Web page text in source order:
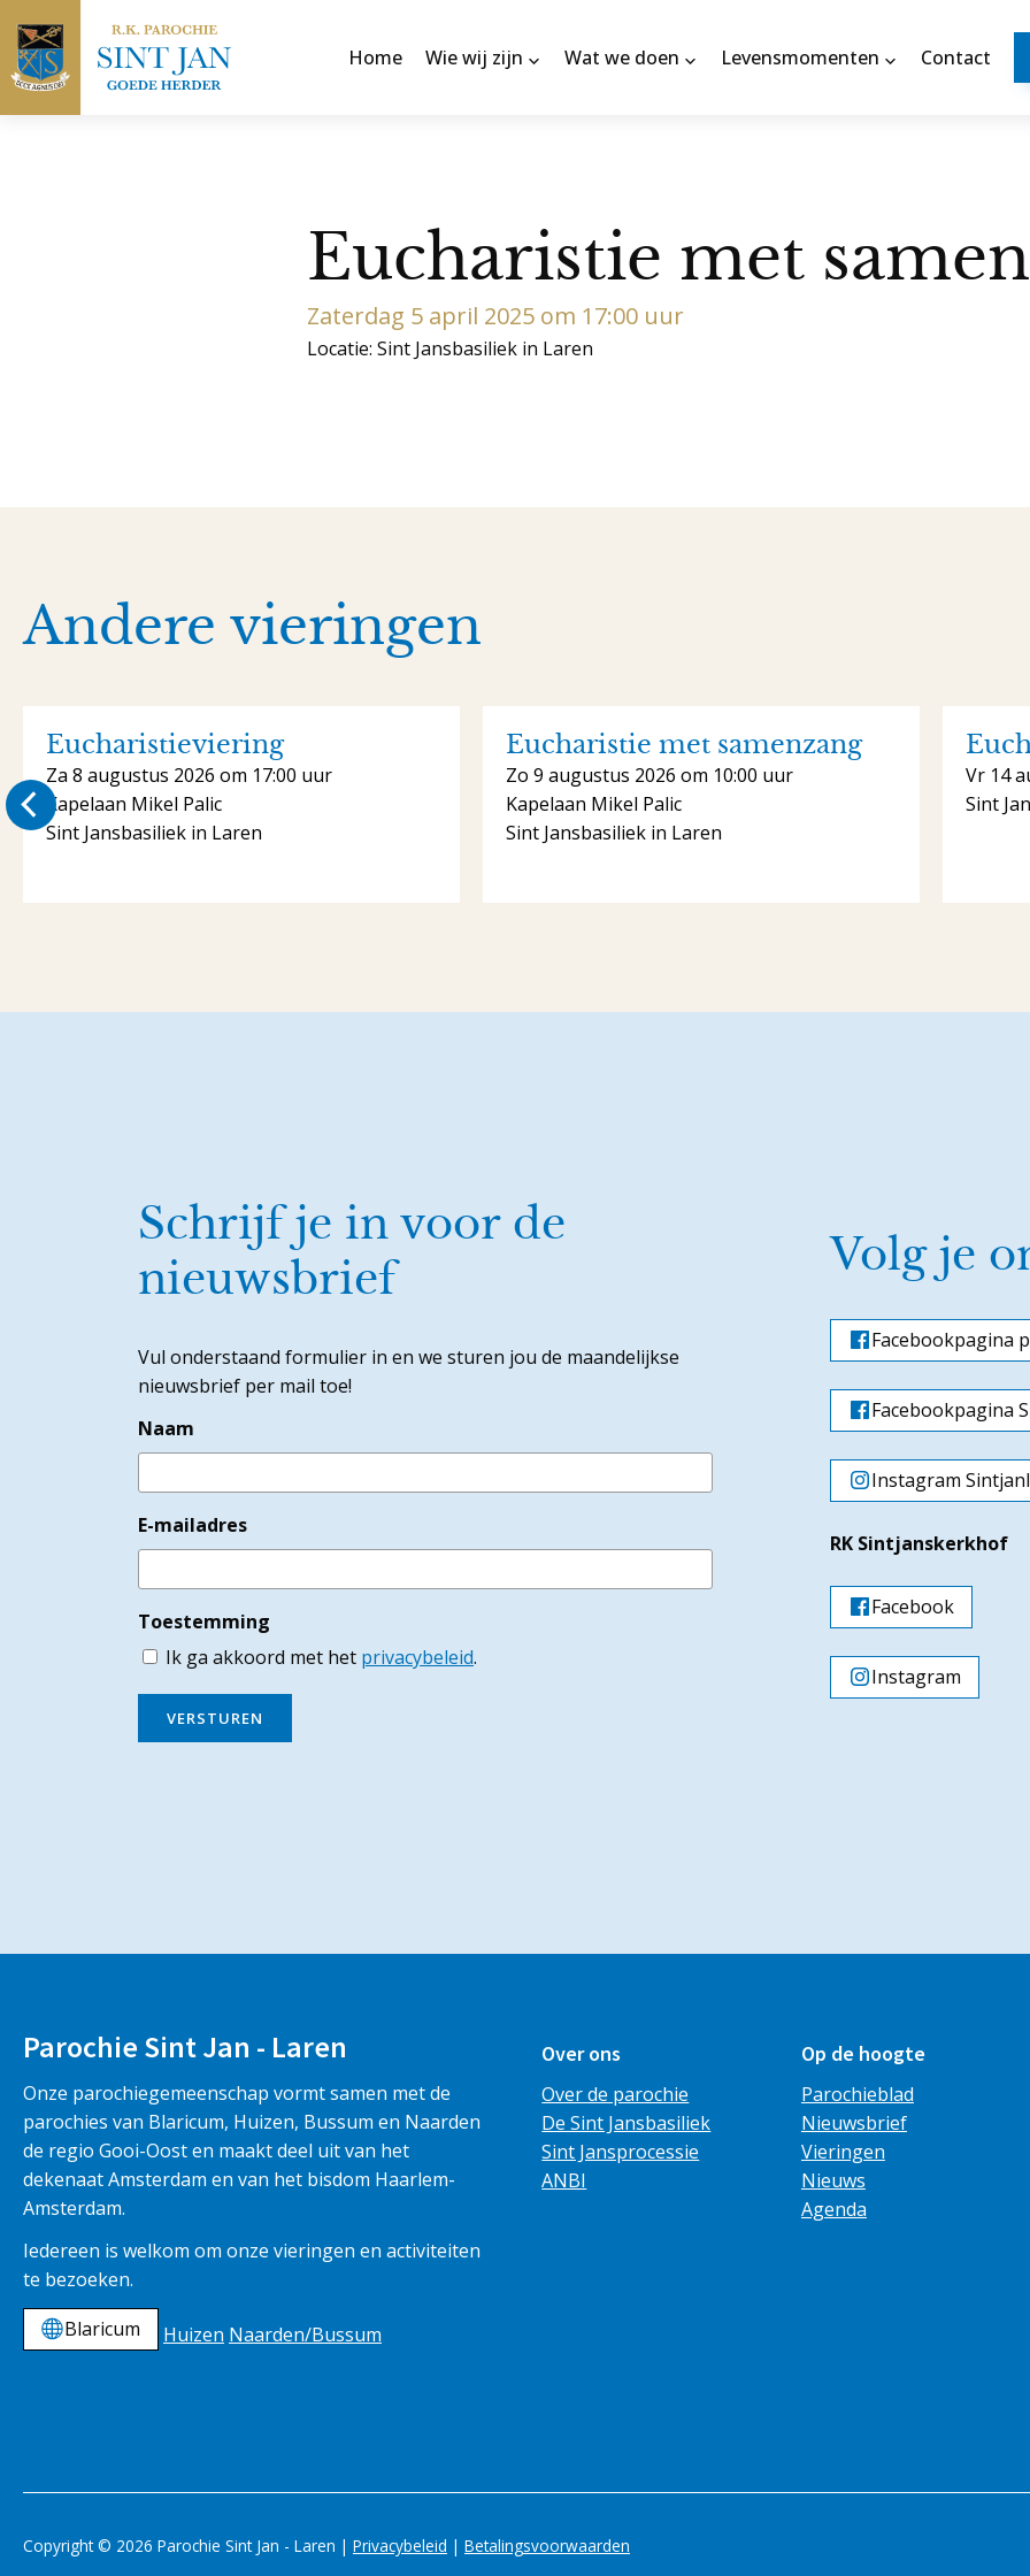
Home Wie wij zijn Wat we doen Levensmomenten Contact
Eucharistie met
Zaterdag 5 april 2025 om 17:00 uur
Locatie: Sint Jansbasiliek in Laren
Andere vieringen
Eucharistieviering
Za 8 augustus 2026 om 17:00 uur
Kapelaan Mikel Palic
Sint Jansbasiliek in Laren
Eucharistie met samenzang
Zo 9 augustus 2026 om 10:00 uur
Kapelaan Mikel Palic
Sint Jansbasiliek in Laren
Vr 14
Sint
Schrijf je in voor de
nieuwsbrief
Vul onderstaand formulier in en we sturen jou de maandelijkse
nieuwsbrief per mail toe!
Naam
E-mailadres
Toestemming
Ik ga akkoord met het privacybeleid.
VERSTUREN
Volg je
Facebookpagina
Facebookpagina
Instagram
RK Sintjanskerkhof
Facebook
Instagram
Parochie Sint Jan - Laren
Onze parochiegemeenschap vormt samen met de
parochies van Blaricum, Huizen, Bussum en Naarden
de regio Gooi-Oost en maakt deel uit van het
dekenaat Amsterdam en van het bisdom Haarlem-
Amsterdam.
Iedereen is welkom om onze vieringen en activiteiten
te bezoeken.
Blaricum
Huizen Naarden/Bussum
Over ons
Over de parochie
De Sint Jansbasiliek
Sint Jansprocessie
ANBI
Op de hoogte
Parochieblad
Nieuwsbrief
Vieringen
Nieuws
Agenda
Copyright © 2026 Parochie Sint Jan - Laren | Privacybeleid | Betalingsvoorwaarden